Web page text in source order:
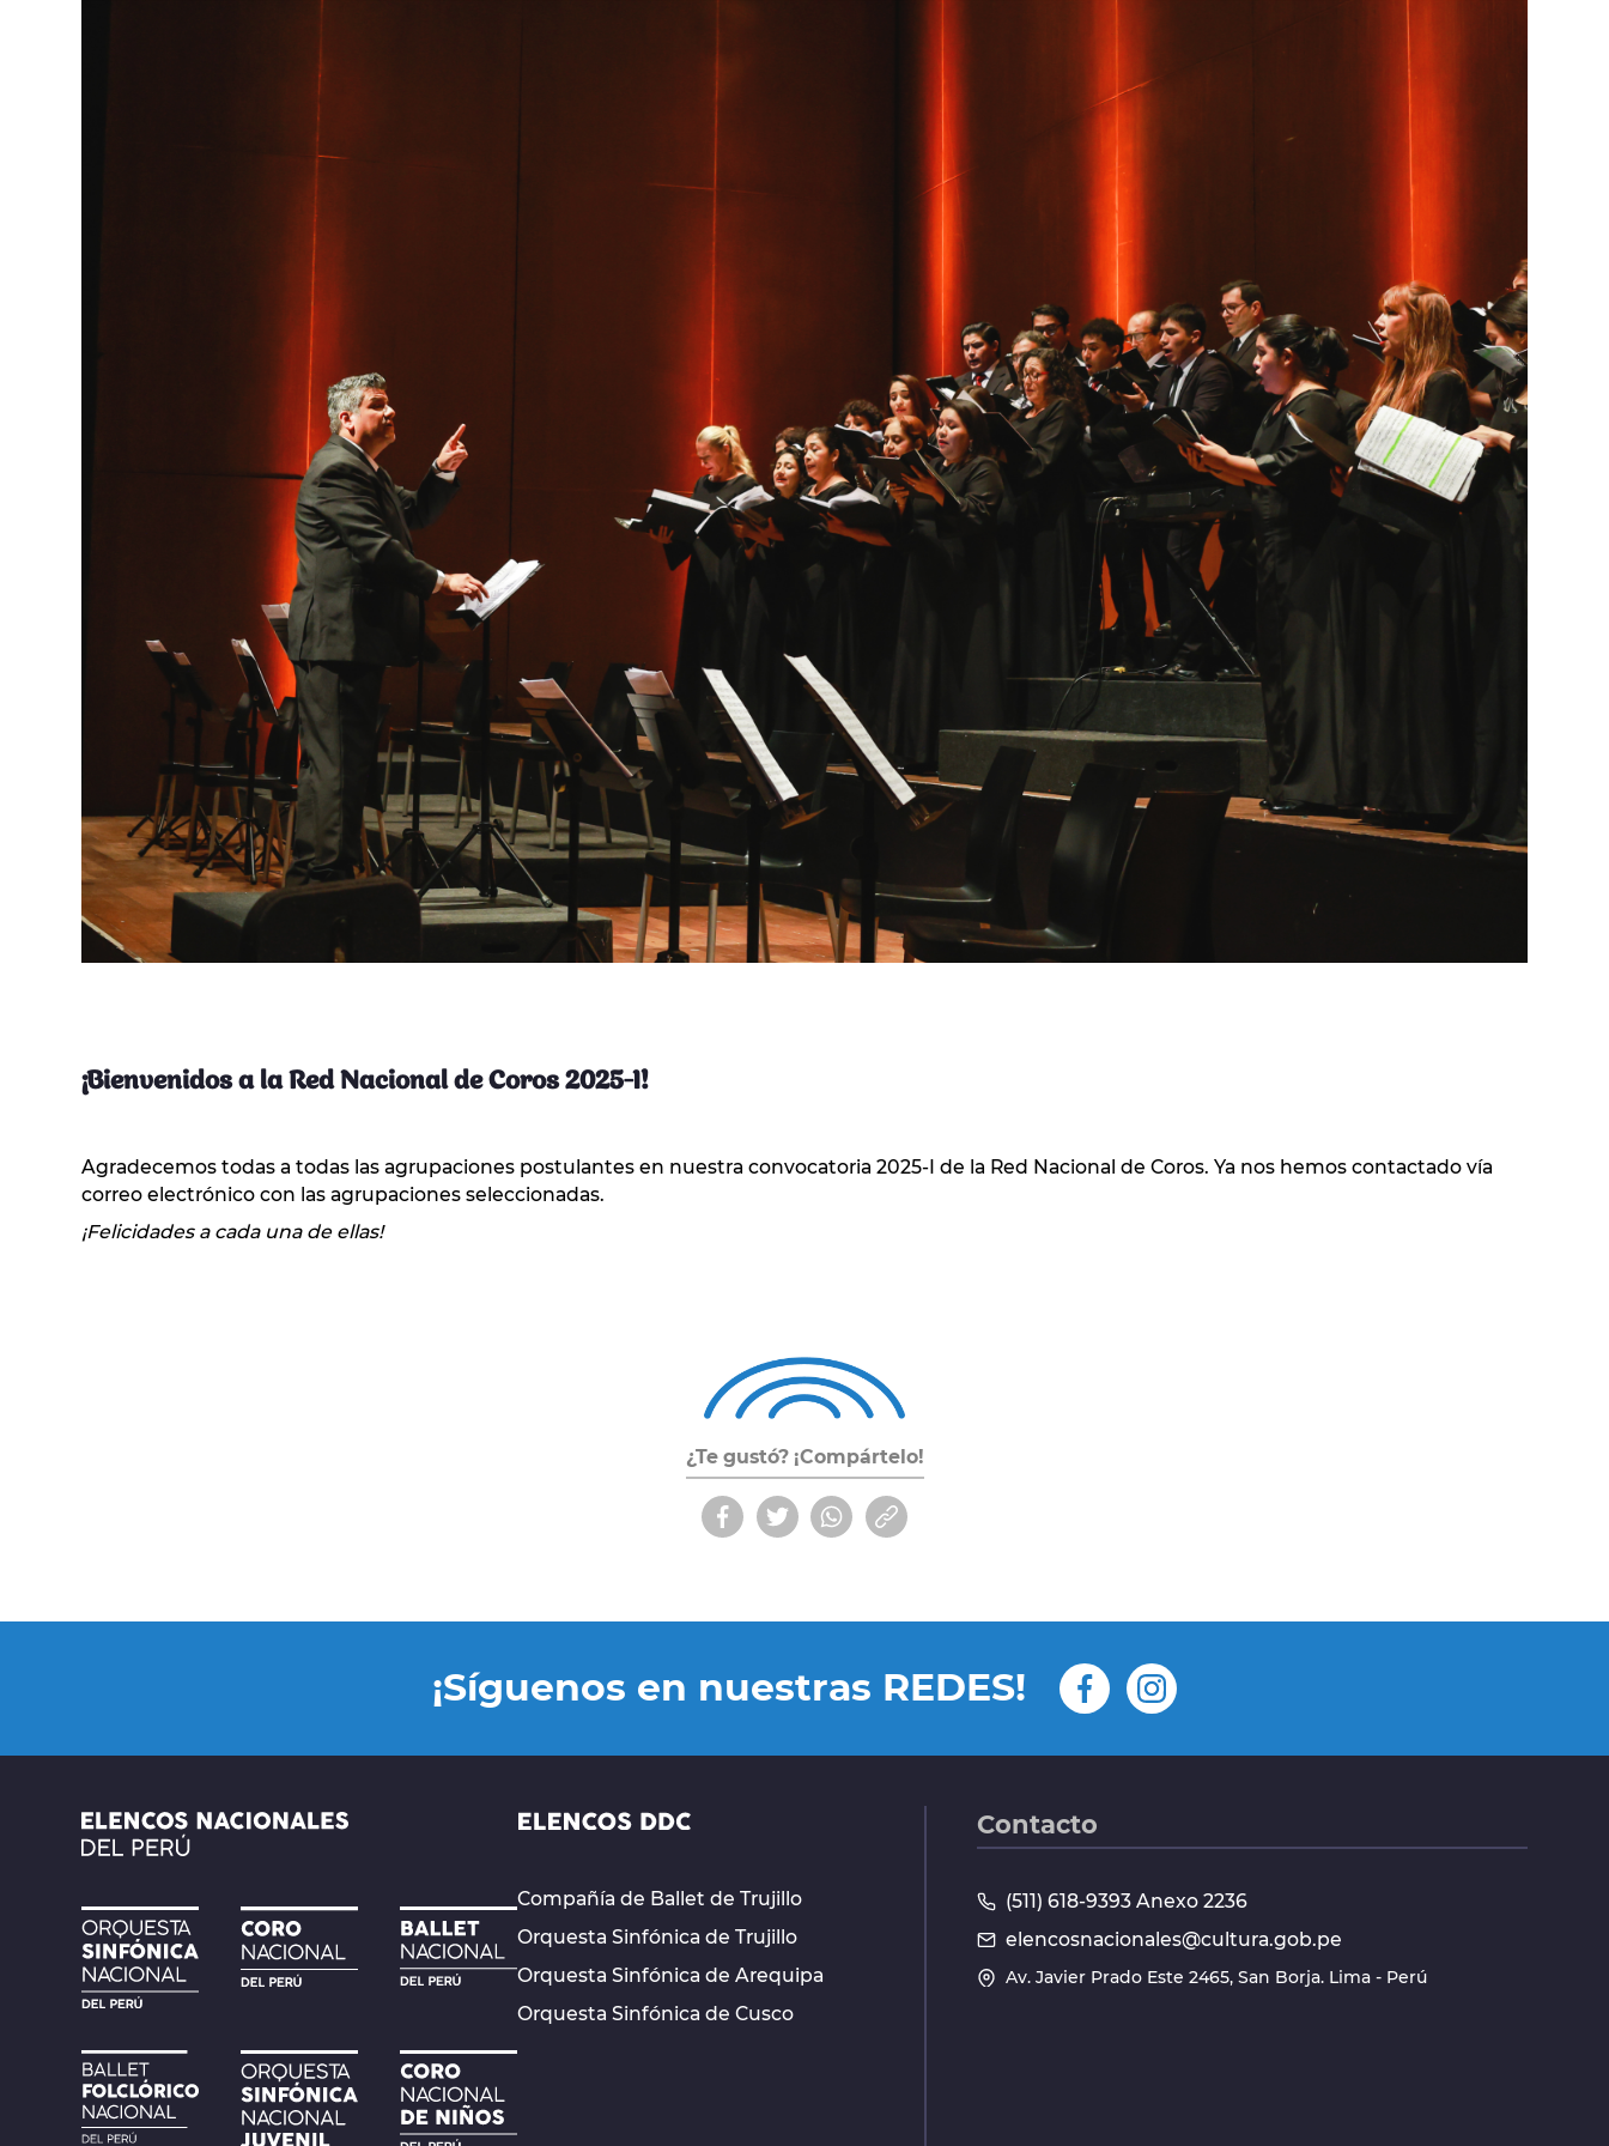
¡Bienvenidos a la Red Nacional de Coros 2025-I!
Agradecemos todas a todas las agrupaciones postulantes en nuestra convocatoria 2025-I de la Red Nacional de Coros. Ya nos hemos contactado vía
correo electrónico con las agrupaciones seleccionadas.
¡Felicidades a cada una de ellas!
¿Te gustó? ¡Compártelo!
¡Síguenos en nuestras REDES!
Compañía de Ballet de Trujillo
Orquesta Sinfónica de Trujillo
Orquesta Sinfónica de Arequipa
Orquesta Sinfónica de Cusco
Contacto
(511) 618-9393 Anexo 2236
elencosnacionales@cultura.gob.pe
Av. Javier Prado Este 2465, San Borja. Lima - Perú